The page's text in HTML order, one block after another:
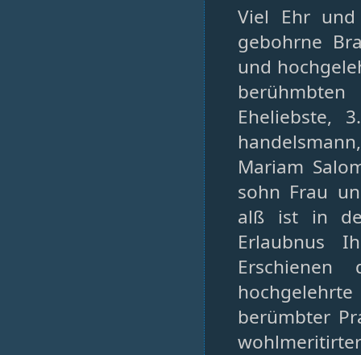
Viel Ehr und
gebohrne
und
Eheliebste,
Mariam
sohn Frau
alß ist in
Erlaubnus
berümbter